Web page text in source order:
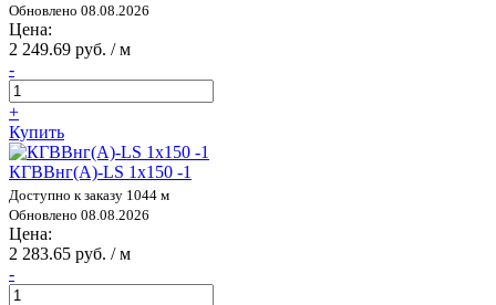
Обновлено 08.08.2026
Цена:
2 249.69 руб. / м
-
+
Купить
КГВВнг(А)-LS 1х150 -1
Доступно к заказу 1044 м
Обновлено 08.08.2026
Цена:
2 283.65 руб. / м
-